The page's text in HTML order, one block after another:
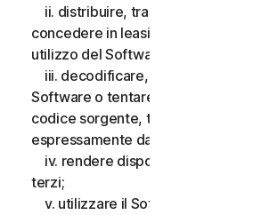
ii. distribuire, trasferire,
concedere in leasing, prestare o
utilizzo del Software a terzi;
iii. decodificare, decompilare o
Software o tentare in qualsiasi
codice sorgente, tranne e solo
espressamente dalla legge
iv. rendere disponibili le
terzi;
v. utilizzare il Software in qualsiasi